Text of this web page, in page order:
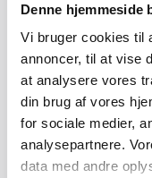
Denne hjemmeside
Vi bruger cookies til
annoncer, til at vise
at analysere vores
din brug af vores
for sociale medier,
analysepartnere.
data med andre
diagnoser, også
for at få tilført
forskerne blandt
svenske
ressourcer og
Ylva Odenbring
understreger, at